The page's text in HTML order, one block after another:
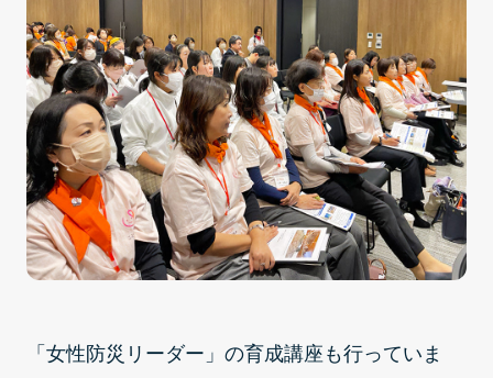
「女性防災リーダー」の育成講座も行っていま